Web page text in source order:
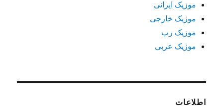
موزیک ایرانی
موزیک خارجی
موزیک رپ
موزیک عربی
اطلاعات